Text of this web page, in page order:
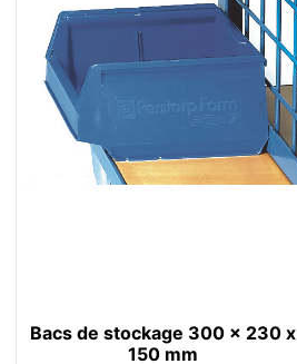
Bacs de stockage 300 x 230 x
150 mm